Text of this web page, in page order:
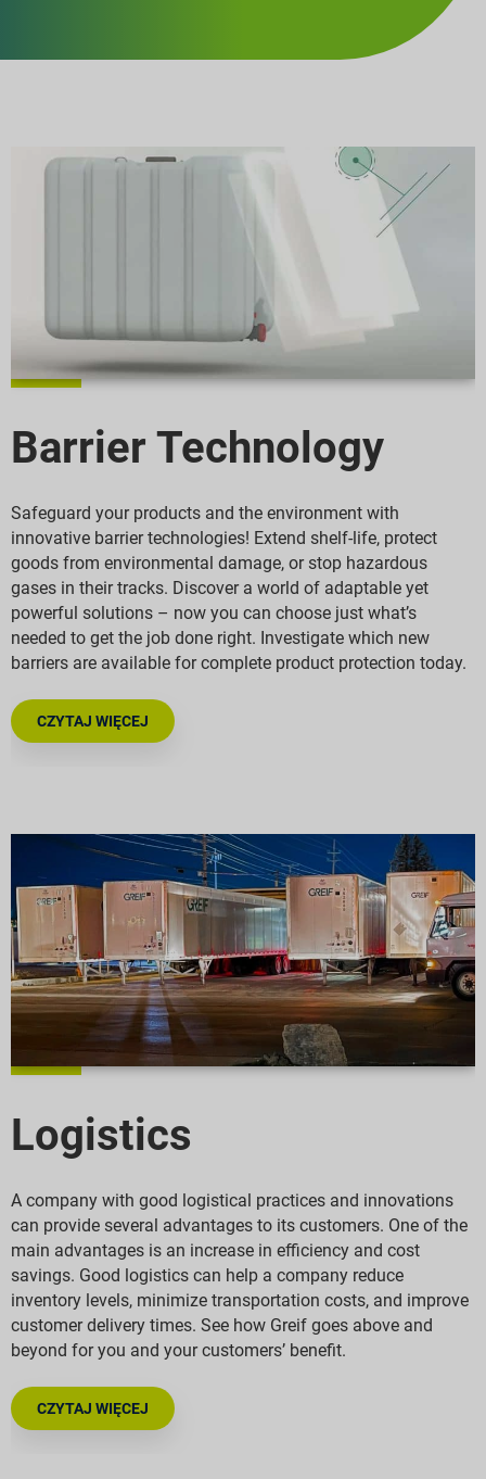
Barrier Technology
Safeguard your products and the environment with
innovative barrier technologies! Extend shelf-life, protect
goods from environmental damage, or stop hazardous
gases in their tracks. Discover a world of adaptable yet
powerful solutions – now you can choose just what’s
needed to get the job done right. Investigate which new
barriers are available for complete product protection today.
CZYTAJ WIĘCEJ
Logistics
A company with good logistical practices and innovations
can provide several advantages to its customers. One of the
main advantages is an increase in efficiency and cost
savings. Good logistics can help a company reduce
inventory levels, minimize transportation costs, and improve
customer delivery times. See how Greif goes above and
beyond for you and your customers’ benefit.
CZYTAJ WIĘCEJ